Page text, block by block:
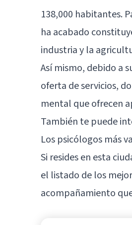
138,000 habitantes.
ha acabado
industria y la
Así mismo, debido a
oferta de servicios,
mental que ofrecen
También te puede
Los psicólogos más
Si resides en esta
el listado de los
acompañamiento